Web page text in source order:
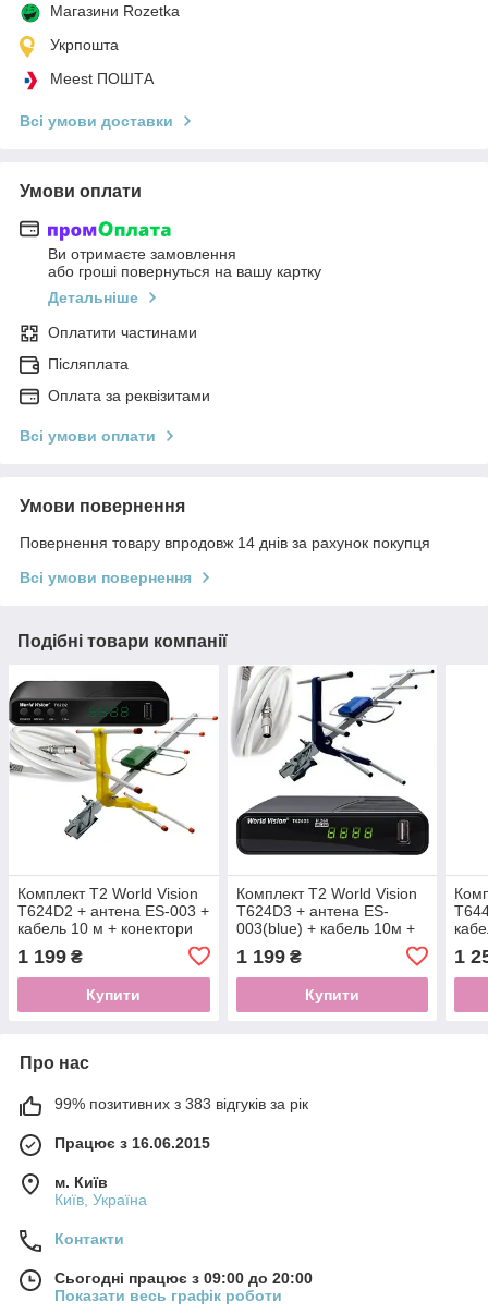
Магазини Rozetka
Укрпошта
Meest ПОШТА
Всі умови доставки
Умови оплати
Ви отримаєте замовлення
або гроші повернуться на вашу картку
Детальніше
Оплатити частинами
Післяплата
Оплата за реквізитами
Всі умови оплати
Умови повернення
Повернення товару впродовж 14 днів за рахунок покупця
Всі умови повернення
Подібні товари компанії
Комплект Т2 World Vision
T624D2 + антена ES-003 +
кабель 10 м + конектори
1 199 ₴
Купити
Комплект Т2 World Vision
T624D3 + антена ES-
003(blue) + кабель 10м +
1 199₴
Купити
1
Про нас
99% позитивних з 383 відгуків за рік
Працює з 16.06.2015
м. Київ
Київ, Україна
Контакти
Сьогодні працює з 09:00 до 20:00
Показати весь графік роботи